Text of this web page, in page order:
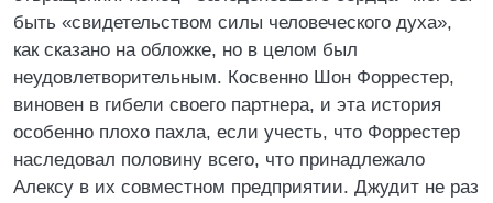
быть «свидетельством силы человеческого духа»,
как сказано на обложке, но в целом был
неудовлетворительным. Косвенно Шон Форрестер,
виновен в гибели своего партнера, и эта история
особенно плохо пахла, если учесть, что Форрестер
наследовал половину всего, что принадлежало
Алексу в их совместном предприятии. Джудит не раз